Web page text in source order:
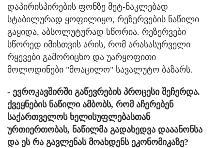
დაპირისპირების ფონზე მეტ-ნაკლებად
სტაბილურად ყოფილიყო, რეზერვების ნაწილი
გაყიდა, აბსოლუტურად სწორია. რეზერვები
სწორედ იმისთვის არის, რომ არასასურველი
რყევები გამორიცხო და უარყოფითი
მოლოდინები "მოაცილო" სავალუტო ბაზარს.
- ევროკავშირში გაწევრების პროცესი შეჩერდა.
ქვეყნების ნაწილი ამბობს, რომ აჩერებენ
საქართველოს ხელისუფლებასთან
ურთიერთობას, ნაწილმა გადახედვა დააანონსა
და ეს რა გავლენას მოახდენს ეკონომიკაზე?